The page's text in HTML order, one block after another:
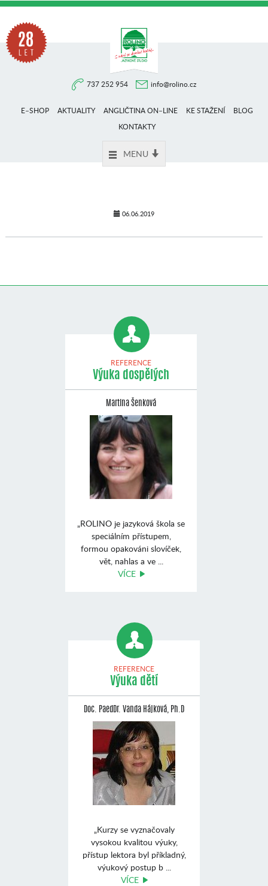
737 252 954 info@rolino.cz
E–SHOP AKTUALITY ANGLIČTINA ON–LINE KE STAŽENÍ
BLOG
KONTAKTY
MENU
06.06.2019
REFERENCE
Výuka dospělých
Martina Šenková
„ROLINO je jazyková škola se
speciálním přístupem,
formou opakováni slovíček,
vět, nahlas a ve ...
VÍCE
REFERENCE
Výuka dětí
Doc. PaedDr. Vanda Hájková, Ph.D
„Kurzy se vyznačovaly
vysokou kvalitou výuky,
přístup lektora byl příkladný,
výukový postup b ...
VÍCE